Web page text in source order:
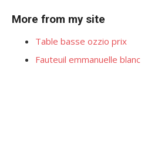
More from my site
Table basse ozzio prix
Fauteuil emmanuelle blanc